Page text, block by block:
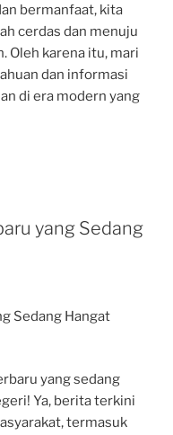
bermanfaat, kita
cerdas dan menuju
Oleh karena itu, mari
dan informasi
di era modern yang
yang Sedang
Sedang Hangat
yang sedang
Ya, berita terkini
termasuk